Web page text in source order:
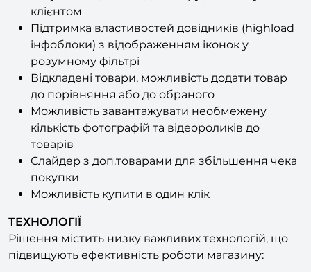
документацію та ін. до товару для скачування
клієнтом
Підтримка властивостей довідників (highload
інфоблоки) з відображенням іконок у
розумному фільтрі
Відкладені товари, можливість додати товар
до порівняння або до обраного
Можливість завантажувати необмежену
кількість фотографій та відеороликів до
товарів
Слайдер з доп.товарами для збільшення чека
покупки
Можливість купити в один клік
ТЕХНОЛОГІЇ
Рішення містить низку важливих технологій, що